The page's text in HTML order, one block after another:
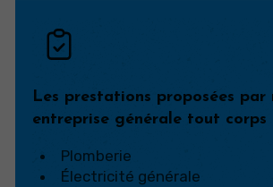
Les prestations proposées par
entreprise générale tout corps
Plomberie
Électricité générale